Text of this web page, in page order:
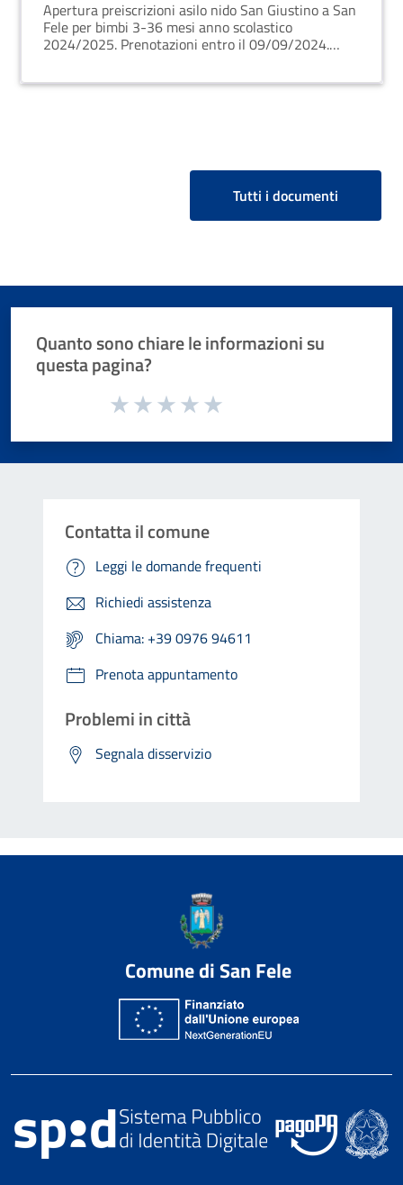
Apertura preiscrizioni asilo nido San Giustino a San
Fele per bimbi 3-36 mesi anno scolastico
2024/2025. Prenotazioni entro il 09/09/2024.
graduatoria se richieste superano posti disponibili.
Tutti i documenti
Quanto sono chiare le informazioni su
questa pagina?
Valuta da 1 a 5 stelle la pagina
Contatta il comune
Leggi le domande frequenti
Richiedi assistenza
Chiama: +39 0976 94611
Prenota appuntamento
Problemi in città
Segnala disservizio
Comune di San Fele